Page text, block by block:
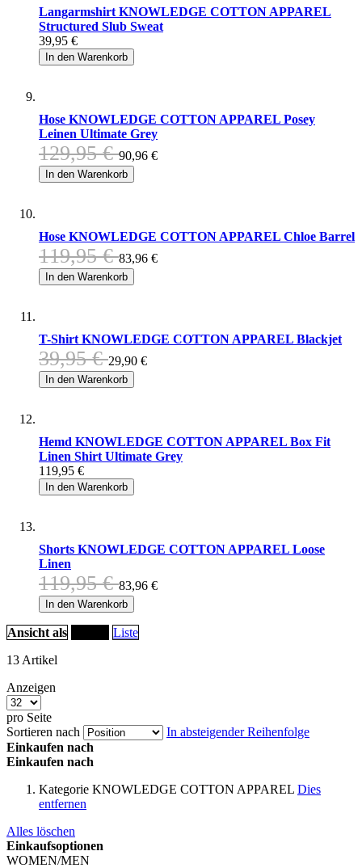
Langarmshirt KNOWLEDGE COTTON APPAREL
Structured Slub Sweat
39,95 €
In den Warenkorb
Hose KNOWLEDGE COTTON APPAREL Posey
Leinen Ultimate Grey
129,95 € 90,96 €
In den Warenkorb
Hose KNOWLEDGE COTTON APPAREL Chloe Barrel
119,95 € 83,96 €
In den Warenkorb
T-Shirt KNOWLEDGE COTTON APPAREL Blackjet
39,95 € 29,90 €
In den Warenkorb
Hemd KNOWLEDGE COTTON APPAREL Box Fit
Linen Shirt Ultimate Grey
119,95 €
In den Warenkorb
Shorts KNOWLEDGE COTTON APPAREL Loose
Linen
119,95 € 83,96 €
In den Warenkorb
Ansicht als
Liste
13 Artikel
Anzeigen
pro Seite
Sortieren nach
In absteigender Reihenfolge
Einkaufen nach
Einkaufen nach
Kategorie KNOWLEDGE COTTON APPAREL Dies
entfernen
Alles löschen
Einkaufsoptionen
WOMEN/MEN